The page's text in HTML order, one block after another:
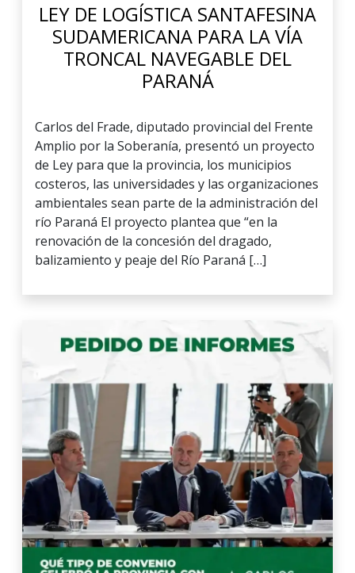
LEY DE LOGÍSTICA SANTAFESINA
SUDAMERICANA PARA LA VÍA
TRONCAL NAVEGABLE DEL
PARANÁ
Carlos del Frade, diputado provincial del Frente
Amplio por la Soberanía, presentó un proyecto
de Ley para que la provincia, los municipios
costeros, las universidades y las organizaciones
ambientales sean parte de la administración del
río Paraná El proyecto plantea que “en la
renovación de la concesión del dragado,
balizamiento y peaje del Río Paraná […]